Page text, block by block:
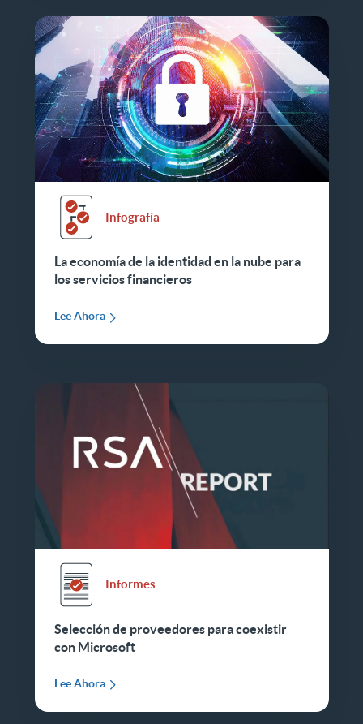
Infografía
La economía de la identidad en la nube para
los servicios financieros
Lee Ahora
Informes
Selección de proveedores para coexistir
con Microsoft
Lee Ahora